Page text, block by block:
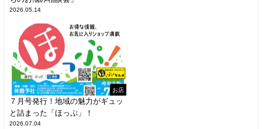
2026.05.14
お店
７月号発行！地域の魅力がギュッ
と詰まった「ほっぷ」！
2026.07.04